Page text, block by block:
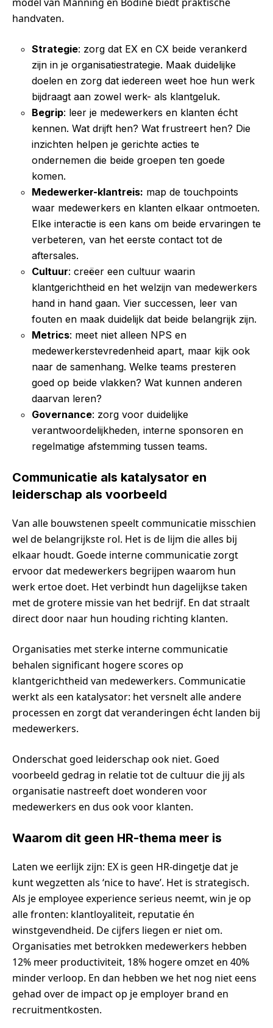
handvaten.
Strategie: zorg dat EX en CX beide verankerd
zijn in je organisatiestrategie. Maak duidelijke
doelen en zorg dat iedereen weet hoe hun werk
bijdraagt aan zowel werk- als klantgeluk.
Begrip: leer je medewerkers en klanten écht
kennen. Wat drijft hen? Wat frustreert hen? Die
inzichten helpen je gerichte acties te
ondernemen die beide groepen ten goede
komen.
Medewerker-klantreis: map de touchpoints
waar medewerkers en klanten elkaar ontmoeten.
Elke interactie is een kans om beide ervaringen te
verbeteren, van het eerste contact tot de
aftersales.
Cultuur: creëer een cultuur waarin
klantgerichtheid en het welzijn van medewerkers
hand in hand gaan. Vier successen, leer van
fouten en maak duidelijk dat beide belangrijk zijn.
Metrics: meet niet alleen NPS en
medewerkerstevredenheid apart, maar kijk ook
naar de samenhang. Welke teams presteren
goed op beide vlakken? Wat kunnen anderen
daarvan leren?
Governance: zorg voor duidelijke
verantwoordelijkheden, interne sponsoren en
regelmatige afstemming tussen teams.
Communicatie als katalysator en
leiderschap als voorbeeld
Van alle bouwstenen speelt communicatie misschien
wel de belangrijkste rol. Het is de lijm die alles bij
elkaar houdt. Goede interne communicatie zorgt
ervoor dat medewerkers begrijpen waarom hun
werk ertoe doet. Het verbindt hun dagelijkse taken
met de grotere missie van het bedrijf. En dat straalt
direct door naar hun houding richting klanten.
Organisaties met sterke interne communicatie
behalen significant hogere scores op
klantgerichtheid van medewerkers. Communicatie
werkt als een katalysator: het versnelt alle andere
processen en zorgt dat veranderingen écht landen bij
medewerkers.
Onderschat goed leiderschap ook niet. Goed
voorbeeld gedrag in relatie tot de cultuur die jij als
organisatie nastreeft doet wonderen voor
medewerkers en dus ook voor klanten.
Waarom dit geen HR-thema meer is
Laten we eerlijk zijn: EX is geen HR-dingetje dat je
kunt wegzetten als ‘nice to have’. Het is strategisch.
Als je employee experience serieus neemt, win je op
alle fronten: klantloyaliteit, reputatie én
winstgevendheid. De cijfers liegen er niet om.
Organisaties met betrokken medewerkers hebben
12% meer productiviteit, 18% hogere omzet en 40%
minder verloop. En dan hebben we het nog niet eens
gehad over de impact op je employer brand en
recruitmentkosten.